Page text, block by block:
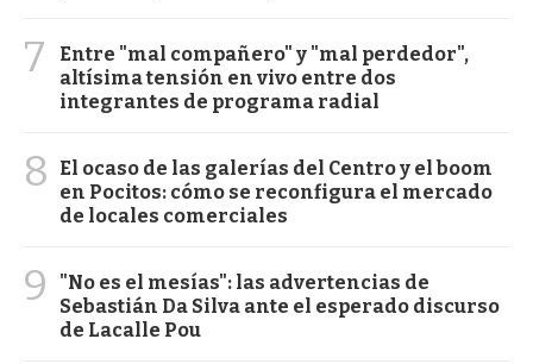
7
Entre "mal compañero" y "mal perdedor",
altísima tensión en vivo entre dos
integrantes de programa radial
8
El ocaso de las galerías del Centro y el boom
en Pocitos: cómo se reconfigura el mercado
de locales comerciales
9
"No es el mesías": las advertencias de
Sebastián Da Silva ante el esperado discurso
de Lacalle Pou